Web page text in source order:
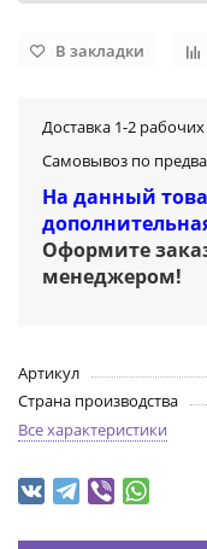
В закладки
Доставка 1-2
Самовывоз по
На данный
Оформите
менеджером!
Артикул
Страна производства
Все характеристики